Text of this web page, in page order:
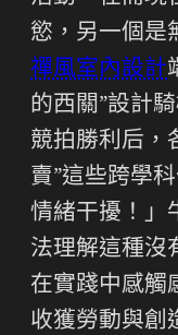
慾，另一個是
禪風室內設計
的西關”設計
競拍勝利后，
賣”這些跨學
情緒干擾！」
法理解這種沒
在實踐中感觸
收獲勞動與創